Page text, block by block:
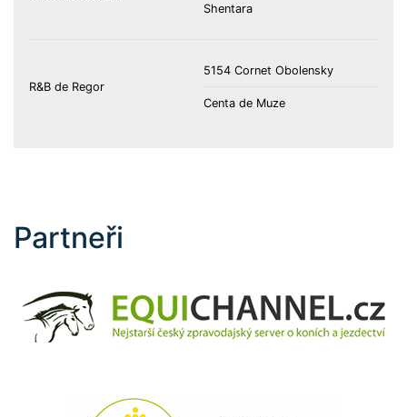
Shentara
R&B de Regor
5154 Cornet Obolensky
Centa de Muze
Partneři